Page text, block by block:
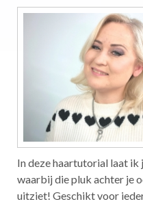
In deze haartutorial laat ik
waarbij die pluk achter je
uitziet! Geschikt voor